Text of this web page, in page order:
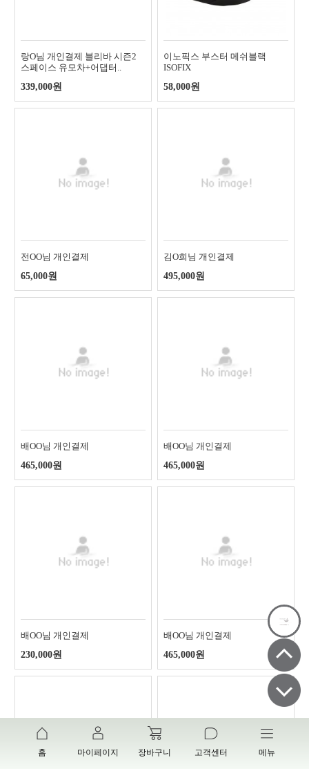
랑O님 개인결제 블리바 시즌2
스페이스 유모차+어댑터..
339,000원
이노픽스 부스터 메쉬블랙
ISOFIX
58,000원
전OO님 개인결제
65,000원
김O희님 개인결제
495,000원
배OO님 개인결제
465,000원
배OO님 개인결제
465,000원
배OO님 개인결제
230,000원
배OO님 개인결제
465,000원
홈 마이페이지 장바구니 고객센터 메뉴